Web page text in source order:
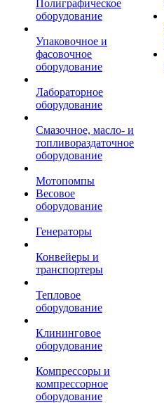
Полиграфическое
оборудование
Упаковочное и
фасовочное
оборудование
Лабораторное
оборудование
Смазочное, масло- и
топливораздаточное
оборудование
Мотопомпы
Весовое
оборудование
Генераторы
Конвейеры и
транспортеры
Тепловое
оборудование
Клининговое
оборудование
Компрессоры и
компрессорное
оборудование